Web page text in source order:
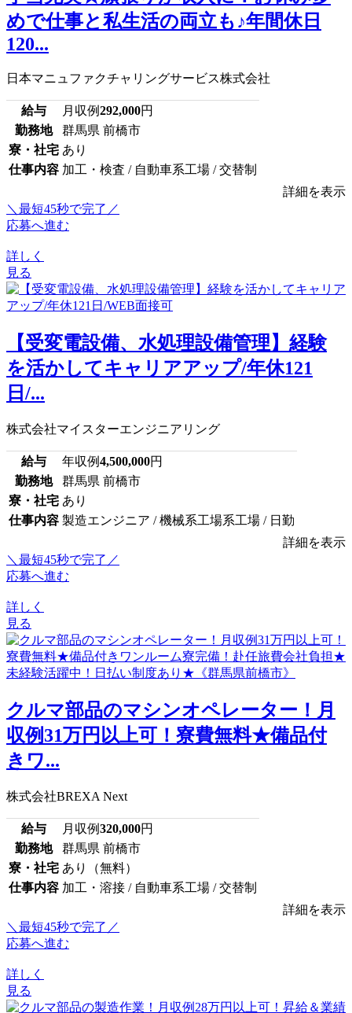
めで仕事と私生活の両立も♪年間休日
120...
日本マニュファクチャリングサービス株式会社
給与 月収例292,000円
勤務地
群馬県 前橋市
寮・社宅 あり
仕事内容 加工・検査 / 自動車系工場 / 交替制
詳細を表示
＼最短45秒で完了／
応募へ進む
詳しく
見る
【受変電設備、水処理設備管理】経験
を活かしてキャリアアップ/年休121
日/...
株式会社マイスターエンジニアリング
給与 年収例4,500,000円
勤務地
群馬県 前橋市
寮・社宅 あり
仕事内容 製造エンジニア / 機械系工場系工場 / 日勤
詳細を表示
＼最短45秒で完了／
応募へ進む
詳しく
見る
クルマ部品のマシンオペレーター！月
収例31万円以上可！寮費無料★備品付
きワ...
株式会社BREXA Next
給与 月収例320,000円
勤務地
群馬県 前橋市
寮・社宅 あり（無料）
仕事内容 加工・溶接 / 自動車系工場 / 交替制
詳細を表示
＼最短45秒で完了／
応募へ進む
詳しく
見る